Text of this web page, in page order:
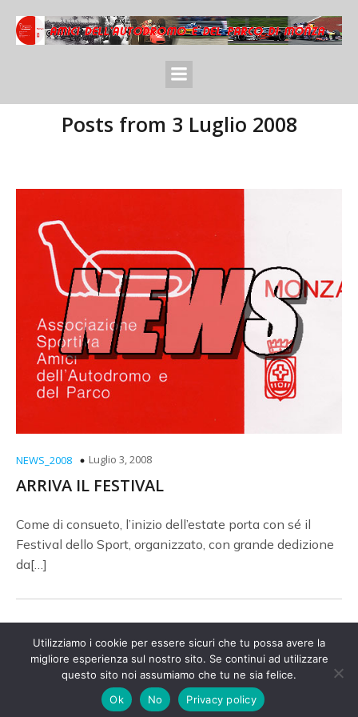
Posts from 3 Luglio 2008
NEWS_2008 Luglio 3, 2008
ARRIVA IL FESTIVAL
Come di consueto, l’inizio dell’estate porta con sé il
Festival dello Sport, organizzato, con grande dedizione
da[…]
© 2026 Amici Autodromo. Created with
using
WordPress andKubio
Utilizziamo i cookie per essere sicuri che tu possa avere la
migliore esperienza sul nostro sito. Se continui ad utilizzare
questo sito noi assumiamo che tu ne sia felice.
Ok
No Privacy policy